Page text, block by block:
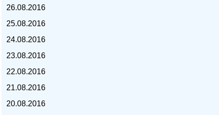
26.08.2016
25.08.2016
24.08.2016
23.08.2016
22.08.2016
21.08.2016
20.08.2016